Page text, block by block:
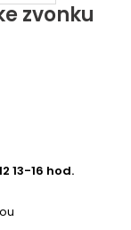
zvonku
13-16 hod.